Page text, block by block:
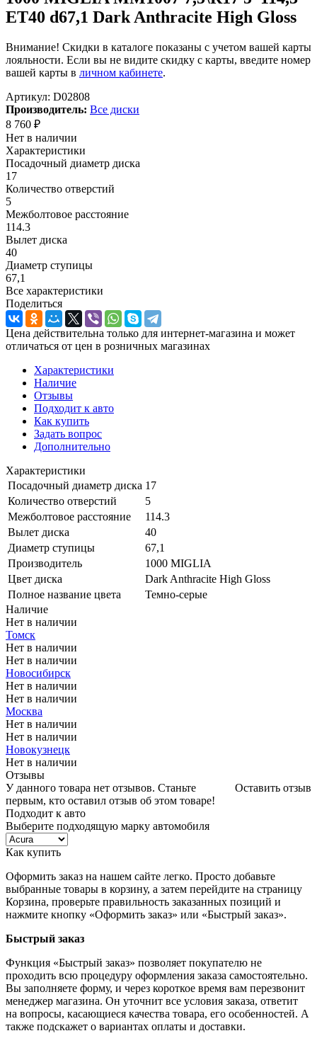
ET40 d67,1 Dark Anthracite High Gloss
Внимание! Скидки в каталоге показаны с учетом вашей карты
лояльности. Если вы не видите скидку с карты, введите номер
вашей карты в личном кабинете.
Артикул: D02808
Производитель: Все диски
8 760 ₽
Нет в наличии
Характеристики
Посадочный диаметр диска
17
Количество отверстий
5
Межболтовое расстояние
114.3
Вылет диска
40
Диаметр ступицы
67,1
Все характеристики
Поделиться
Цена действительна только для интернет-магазина и может
отличаться от цен в розничных магазинах
Характеристики
Наличие
Отзывы
Подходит к авто
Как купить
Задать вопрос
Дополнительно
Характеристики
Посадочный диаметр диска 17
Количество отверстий
5
Межболтовое расстояние
114.3
Вылет диска
40
Диаметр ступицы
67,1
Производитель
1000 MIGLIA
Цвет диска
Dark Anthracite High Gloss
Полное название цвета
Темно-серые
Наличие
Нет в наличии
Томск
Нет в наличии
Нет в наличии
Новосибирск
Нет в наличии
Нет в наличии
Москва
Нет в наличии
Нет в наличии
Новокузнецк
Нет в наличии
Отзывы
Оставить отзыв
У данного товара нет отзывов. Станьте
первым, кто оставил отзыв об этом товаре!
Подходит к авто
Выберите подходящую марку автомобиля
Как купить
Оформить заказ на нашем сайте легко. Просто добавьте
выбранные товары в корзину, а затем перейдите на страницу
Корзина, проверьте правильность заказанных позиций и
нажмите кнопку «Оформить заказ» или «Быстрый заказ».
Быстрый заказ
Функция «Быстрый заказ» позволяет покупателю не
проходить всю процедуру оформления заказа самостоятельно.
Вы заполняете форму, и через короткое время вам перезвонит
менеджер магазина. Он уточнит все условия заказа, ответит
на вопросы, касающиеся качества товара, его особенностей. А
также подскажет о вариантах оплаты и доставки.